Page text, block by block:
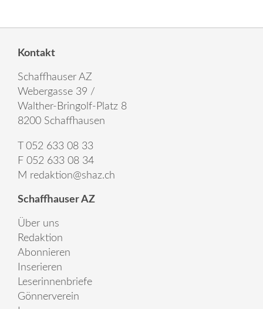
Kontakt
Schaffhauser AZ
Webergasse 39 /
Walther-Bringolf-Platz 8
8200 Schaffhausen
T 052 633 08 33
F 052 633 08 34
M redaktion@shaz.ch
Schaffhauser AZ
Über uns
Redaktion
Abonnieren
Inserieren
Leserinnenbriefe
Gönnerverein